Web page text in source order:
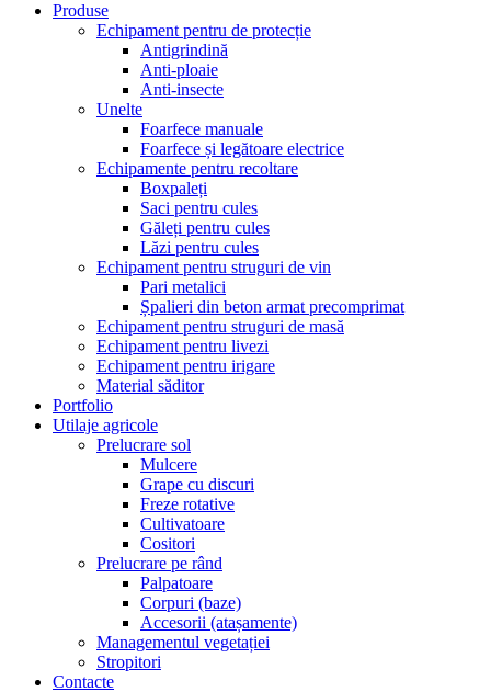
Produse
Echipament pentru de protecție
Antigrindină
Anti-ploaie
Anti-insecte
Unelte
Foarfece manuale
Foarfece și legătoare electrice
Echipamente pentru recoltare
Boxpaleți
Saci pentru cules
Găleți pentru cules
Lăzi pentru cules
Echipament pentru struguri de vin
Pari metalici
Șpalieri din beton armat precomprimat
Echipament pentru struguri de masă
Echipament pentru livezi
Echipament pentru irigare
Material săditor
Portfolio
Utilaje agricole
Prelucrare sol
Mulcere
Grape cu discuri
Freze rotative
Cultivatoare
Cositori
Prelucrare pe rând
Palpatoare
Corpuri (baze)
Accesorii (atașamente)
Managementul vegetației
Stropitori
Contacte